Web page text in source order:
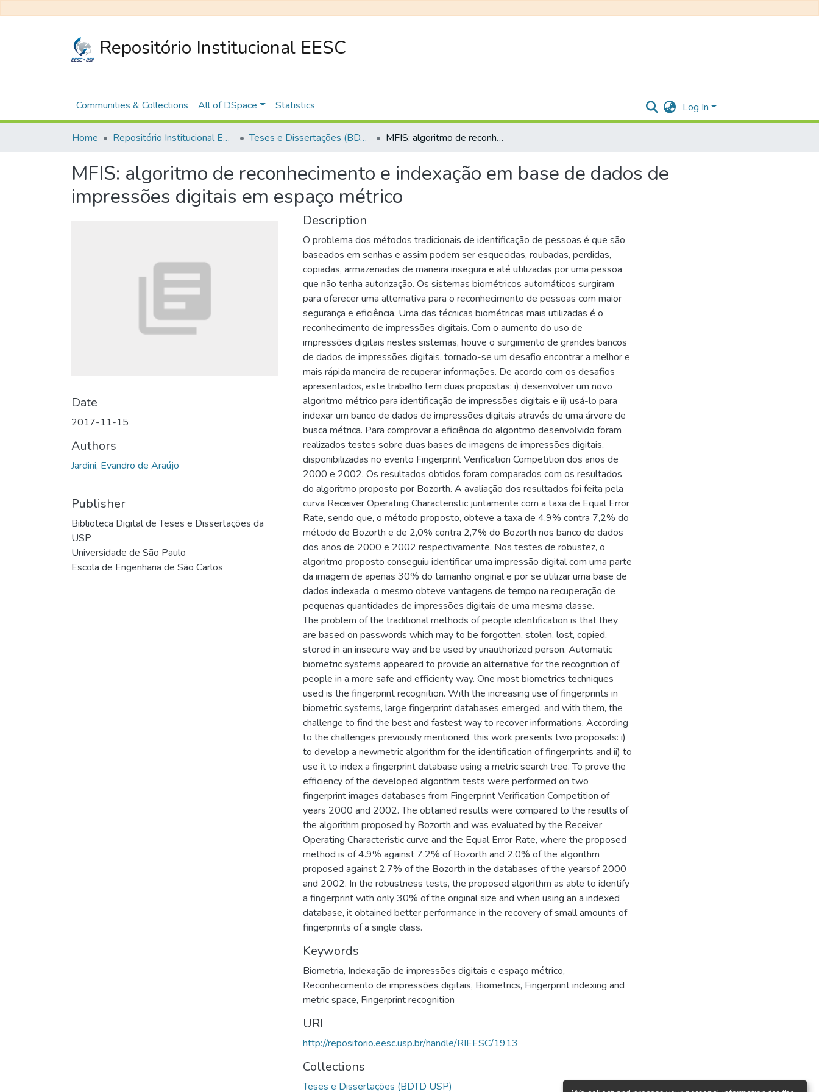
Repositório Institucional EESC
Communities & Collections All of DSpace Statistics Log In
Home Repositório Institucional EESC Teses e Dissertações (BDTD USP) MFIS: algoritmo de reconhecimento e indexação em base de dados de impressões digitais em espaço métrico
MFIS: algoritmo de reconhecimento e indexação em base de dados de
impressões digitais em espaço métrico
Date
2017-11-15
Authors
Jardini, Evandro de Araújo
Publisher
Biblioteca Digital de Teses e Dissertações da
USP
Universidade de São Paulo
Escola de Engenharia de São Carlos
Description
O problema dos métodos tradicionais de identificação de pessoas é que são
baseados em senhas e assim podem ser esquecidas, roubadas, perdidas,
copiadas, armazenadas de maneira insegura e até utilizadas por uma pessoa
que não tenha autorização. Os sistemas biométricos automáticos surgiram
para oferecer uma alternativa para o reconhecimento de pessoas com maior
segurança e eficiência. Uma das técnicas biométricas mais utilizadas é o
reconhecimento de impressões digitais. Com o aumento do uso de
impressões digitais nestes sistemas, houve o surgimento de grandes bancos
de dados de impressões digitais, tornado-se um desafio encontrar a melhor e
mais rápida maneira de recuperar informações. De acordo com os desafios
apresentados, este trabalho tem duas propostas: i) desenvolver um novo
algoritmo métrico para identificação de impressões digitais e ii) usá-lo para
indexar um banco de dados de impressões digitais através de uma árvore de
busca métrica. Para comprovar a eficiência do algoritmo desenvolvido foram
realizados testes sobre duas bases de imagens de impressões digitais,
disponibilizadas no evento Fingerprint Verification Competition dos anos de
2000 e 2002. Os resultados obtidos foram comparados com os resultados
do algoritmo proposto por Bozorth. A avaliação dos resultados foi feita pela
curva Receiver Operating Characteristic juntamente com a taxa de Equal Error
Rate, sendo que, o método proposto, obteve a taxa de 4,9% contra 7,2% do
método de Bozorth e de 2,0% contra 2,7% do Bozorth nos banco de dados
dos anos de 2000 e 2002 respectivamente. Nos testes de robustez, o
algoritmo proposto conseguiu identificar uma impressão digital com uma parte
da imagem de apenas 30% do tamanho original e por se utilizar uma base de
dados indexada, o mesmo obteve vantagens de tempo na recuperação de
pequenas quantidades de impressões digitais de uma mesma classe.
The problem of the traditional methods of people identification is that they
are based on passwords which may to be forgotten, stolen, lost, copied,
stored in an insecure way and be used by unauthorized person. Automatic
biometric systems appeared to provide an alternative for the recognition of
people in a more safe and efficienty way. One most biometrics techniques
used is the fingerprint recognition. With the increasing use of fingerprints in
biometric systems, large fingerprint databases emerged, and with them, the
challenge to find the best and fastest way to recover informations. According
to the challenges previously mentioned, this work presents two proposals: i)
to develop a newmetric algorithm for the identification of fingerprints and ii) to
use it to index a fingerprint database using a metric search tree. To prove the
efficiency of the developed algorithm tests were performed on two
fingerprint images databases from Fingerprint Verification Competition of
years 2000 and 2002. The obtained results were compared to the results of
the algorithm proposed by Bozorth and was evaluated by the Receiver
Operating Characteristic curve and the Equal Error Rate, where the proposed
method is of 4.9% against 7.2% of Bozorth and 2.0% of the algorithm
proposed against 2.7% of the Bozorth in the databases of the yearsof 2000
and 2002. In the robustness tests, the proposed algorithm as able to identify
a fingerprint with only 30% of the original size and when using an a indexed
database, it obtained better performance in the recovery of small amounts of
fingerprints of a single class.
Keywords
Biometria, Indexação de impressões digitais e espaço métrico,
Reconhecimento de impressões digitais, Biometrics, Fingerprint indexing and
metric space, Fingerprint recognition
URI
http://repositorio.eesc.usp.br/handle/RIEESC/1913
Collections
Teses e Dissertações (BDTD USP)